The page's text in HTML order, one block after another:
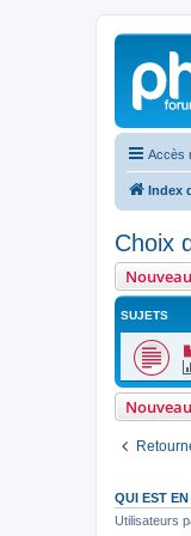
Accès
Index
Choix
SUJETS
QUI EST
Utilisateurs